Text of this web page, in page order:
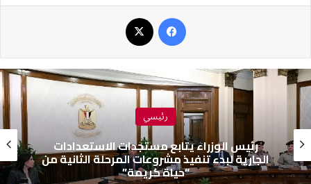
رئيسي
رئيس الوزراء يتابع مستجدات الاستعدادات
الجارية لبدء تنفيذ مشروعات المرحلة الثانية من
“حياة كريمة”